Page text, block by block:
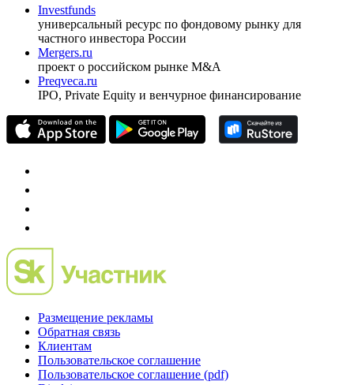
Investfunds
универсальный ресурс по фондовому рынку для
частного инвестора России
Mergers.ru
проект о российском рынке M&A
Preqveca.ru
IPO, Private Equity и венчурное финансирование
Размещение рекламы
Обратная связь
Клиентам
Пользовательское соглашение
Пользовательское соглашение (pdf)